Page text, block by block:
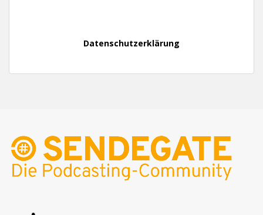
Datenschutzerklärung